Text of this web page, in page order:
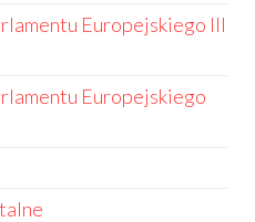
Europejskiego III
Europejskiego